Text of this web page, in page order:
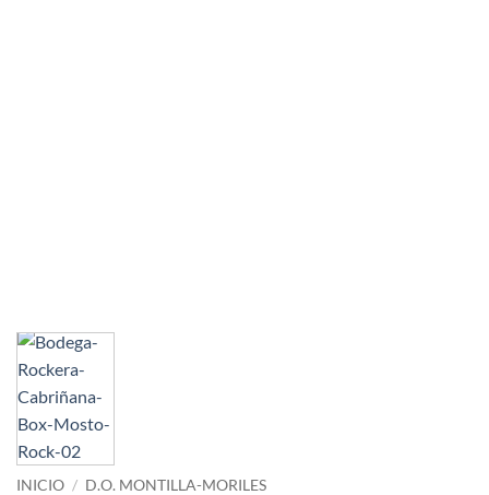
INICIO / D.O. MONTILLA-MORILES